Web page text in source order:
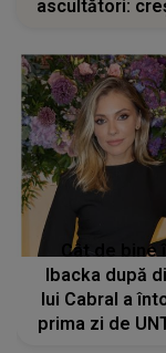
ascultători:
Cât de bine
Ibacka după
lui Cabral a
prima zi de